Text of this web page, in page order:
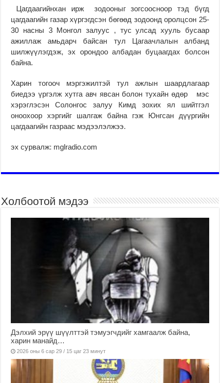
Цагдаагийнхан ирж зодооныг зогсоосноор тэд бүгд
цагдаагийн газар хүргэгдсэн бөгөөд зодоонд оролцсон 25-
30 насны 3 Монгол залуус , тус улсад хууль бусаар
ажиллаж амьдарч байсан тул Цагаачлалын албанд
шилжүүлэгдэж, эх орондоо албадан буцаагдах болсон
байна.
Харин тогооч мэргэжилтэй тул ажлын шаардлагаар
биедээ үргэлж хутга авч явсан болон тухайн өдөр мэс
хэрэглэсэн Солонгос залуу Кимд зохих ял шийтгэл
оноохоор хэргийг шалгаж байна гэж Юнгсан дүүргийн
цагдаагийн газраас мэдээлэлжээ.
эх сурвалж: mglradio.com
Холбоотой мэдээ
Дэлхий эрүү шүүлттэй тэмуэгчдийг хамгаалж байна,
харин манайд…
2026 оны 6 сар 29 / 15 цаг 23 минут